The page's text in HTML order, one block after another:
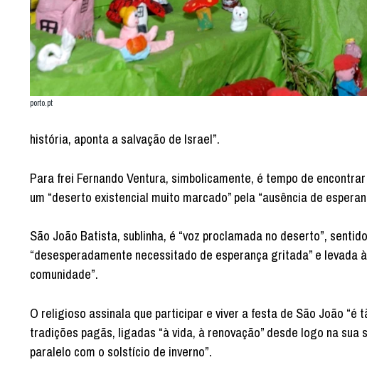
porto.pt
história, aponta a salvação de Israel”.
Para frei Fernando Ventura, simbolicamente, é tempo de
um “deserto existencial muito marcado” pela “ausência de
São João Batista, sublinha, é “voz proclamada no deserto”,
“desesperadamente necessitado de esperança gritada” e
comunidade”.
O religioso assinala que participar e viver a festa de São João
tradições pagãs, ligadas “à vida, à renovação” desde logo na
paralelo com o solstício de inverno”.